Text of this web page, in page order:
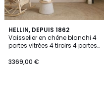
HELLIN, DEPUIS 1862
Vaisselier en chêne blanchi 4
portes vitrées 4 tiroirs 4 portes
3369,00 €